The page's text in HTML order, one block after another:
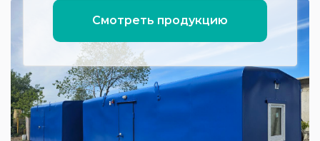
Смотреть продукцию